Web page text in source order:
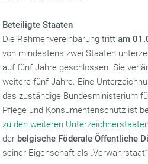
Beteiligte Staaten
Die Rahmenvereinbarung trittam
von mindestens zwei Staaten
auf fünf Jahre geschlossen. Sie
weitere fünf Jahre. Eine
das zuständige Bundesministerium
Pflege und Konsumentenschutz ist
zu den weiteren
der belgische Föderale Öffentliche
seiner Eigenschaft als